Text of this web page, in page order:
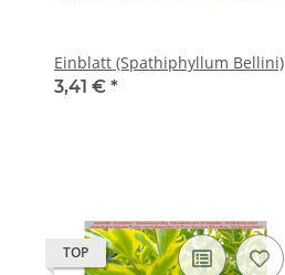
Einblatt (Spathiphyllum Bellini)
3,41 € *
TOP